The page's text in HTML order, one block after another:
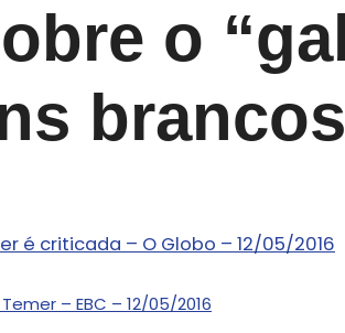
o
é criticada – O Globo – 12/05/2016
– EBC – 12/05/2016